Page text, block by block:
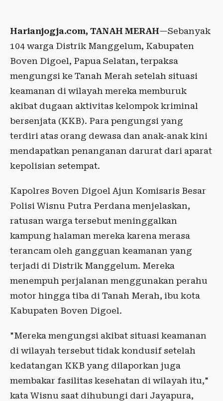
Harianjogja.com, TANAH MERAH—Sebanyak
104 warga Distrik Manggelum, Kabupaten
Boven Digoel, Papua Selatan, terpaksa
mengungsi ke Tanah Merah setelah situasi
keamanan di wilayah mereka memburuk
akibat dugaan aktivitas kelompok kriminal
bersenjata (KKB). Para pengungsi yang
terdiri atas orang dewasa dan anak-anak kini
mendapatkan penanganan darurat dari aparat
kepolisian setempat.
Kapolres Boven Digoel Ajun Komisaris Besar
Polisi Wisnu Putra Perdana menjelaskan,
ratusan warga tersebut meninggalkan
kampung halaman mereka karena merasa
terancam oleh gangguan keamanan yang
terjadi di Distrik Manggelum. Mereka
menempuh perjalanan menggunakan perahu
motor hingga tiba di Tanah Merah, ibu kota
Kabupaten Boven Digoel.
"Mereka mengungsi akibat situasi keamanan
di wilayah tersebut tidak kondusif setelah
kedatangan KKB yang dilaporkan juga
membakar fasilitas kesehatan di wilayah itu,"
kata Wisnu saat dihubungi dari Jayapura,